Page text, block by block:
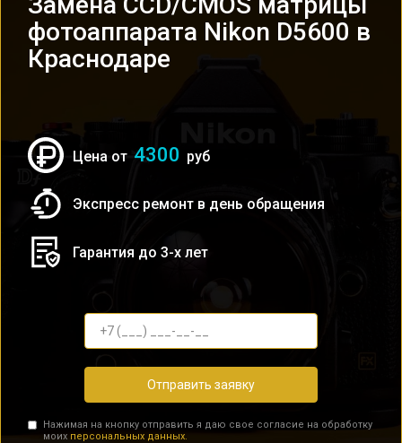
фотоаппарата Nikon D5600 в
Краснодаре
Цена от 4300 руб
Экспресс ремонт в день обращения
Гарантия до 3-х лет
Отправить заявку
Нажимая на кнопку отправить я даю свое согласие на обработку
моих персональных данных.